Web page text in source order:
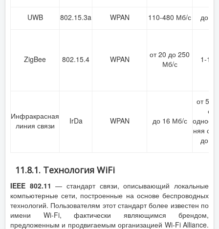
UWB 802.15.3a WPAN 110-480 Мб/с до
ZigBee 802.15.4 WPAN
от 20 до 250
Мб/с
1-
Инфракрасная
линия связи
IrDa WPAN до 16 Мб/с
от 5
см,
няя
до
11.8.1. Технология WiFi
IEEE 802.11 — стандарт связи, описывающий локальные
компьютерные сети, построенные на основе беспроводных
технологий. Пользователям этот стандарт более известен по
имени Wi-Fi, фактически являющимся брендом,
предложенным и продвигаемым организацией Wi-Fi Alliance.